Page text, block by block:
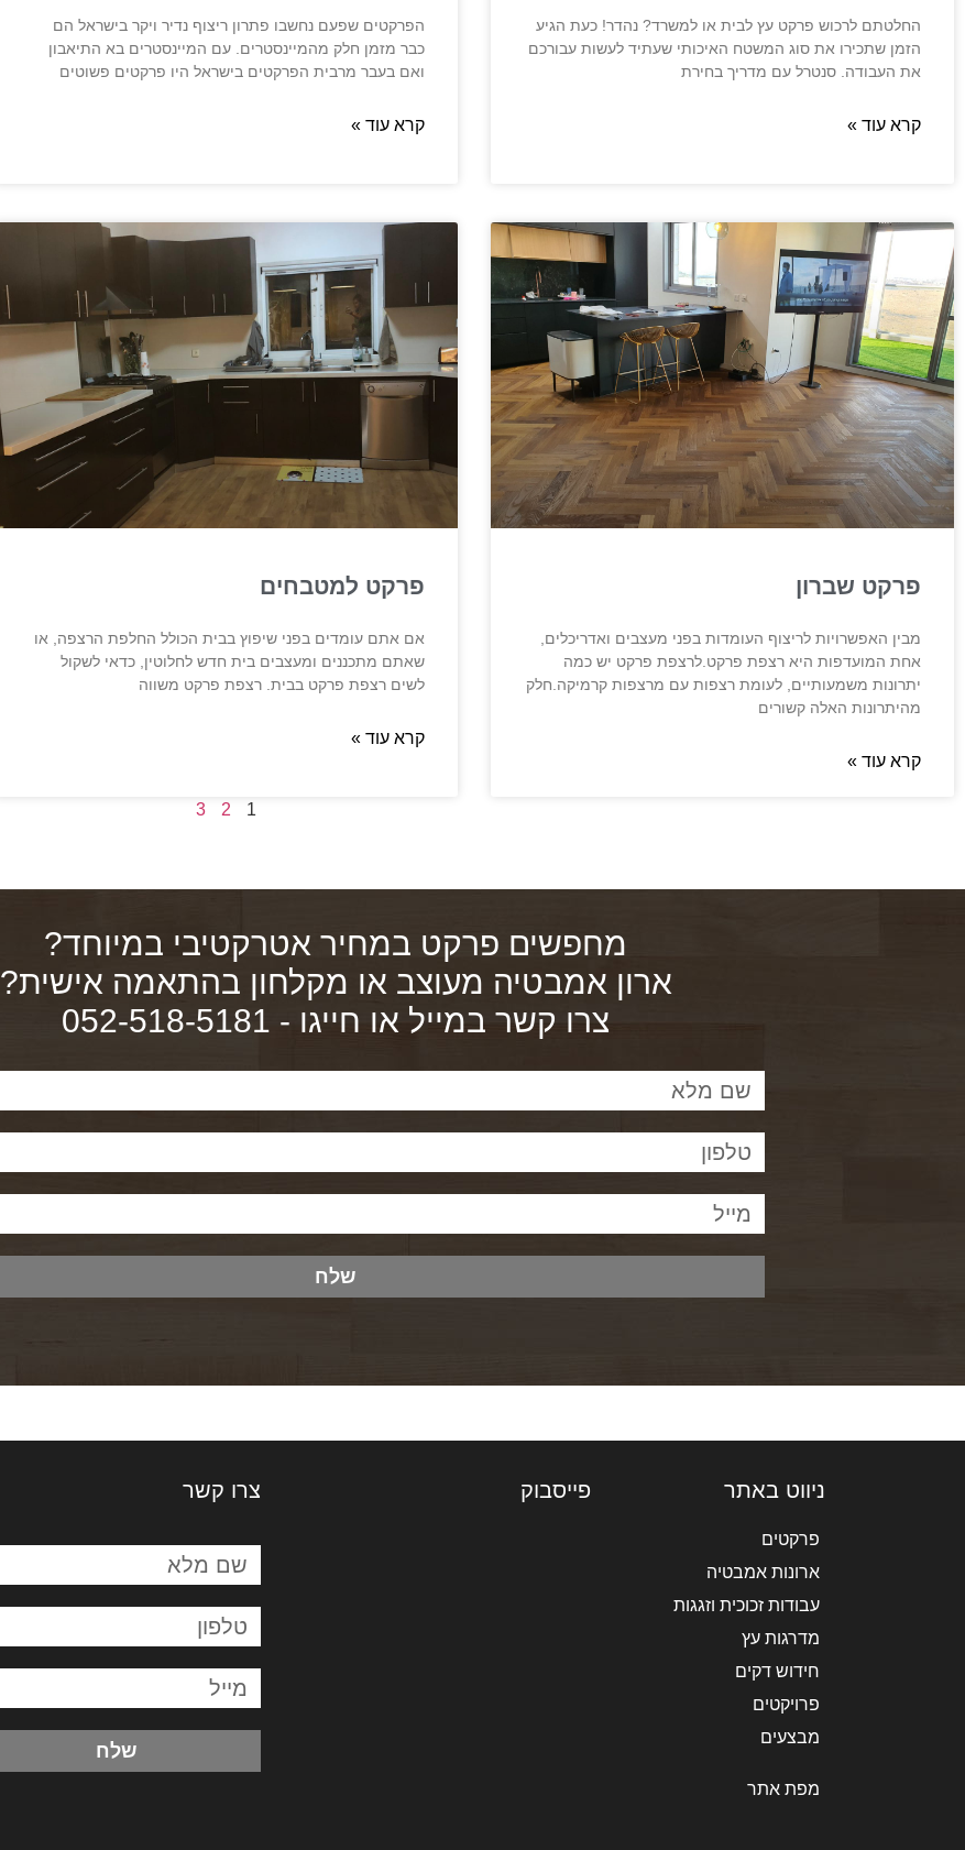
החלטתם לרכוש פרקט עץ לבית או למשרד? נהדר! כעת הגיע
הזמן שתכירו את סוג המשטח האיכותי שעתיד לעשות עבורכם
את העבודה. סנטרל עם מדריך בחירת
קרא עוד »
הפרקטים שפעם נחשבו פתרון ריצוף נדיר ויקר בישראל הם
כבר מזמן חלק מהמיינסטרים. עם המיינסטרים בא התיאבון
ואם בעבר מרבית הפרקטים בישראל היו פרקטים פשוטים
קרא עוד »
פרקט שברון
מבין האפשרויות לריצוף העומדות בפני מעצבים ואדריכלים,
אחת המועדפות היא רצפת פרקט.לרצפת פרקט יש כמה
יתרונות משמעותיים, לעומת רצפות עם מרצפות קרמיקה.חלק
מהיתרונות האלה קשורים
קרא עוד »
פרקט למטבחים
אם אתם עומדים בפני שיפוץ בבית הכולל החלפת הרצפה, או
שאתם מתכננים ומעצבים בית חדש לחלוטין, כדאי לשקול
לשים רצפת פרקט בבית. רצפת פרקט משווה
קרא עוד »
1
2
3
מחפשים פרקט במחיר אטרקטיבי במיוחד?
ארון אמבטיה מעוצב או מקלחון בהתאמה אישית?
צרו קשר במייל או חייגו - 052-518-5181
שלח
ניווט באתר
פרקטים
ארונות אמבטיה
עבודות זכוכית וזגגות
מדרגות עץ
חידוש דקים
פרויקטים
מבצעים
מפת אתר
פייסבוק צרו קשר
שלח